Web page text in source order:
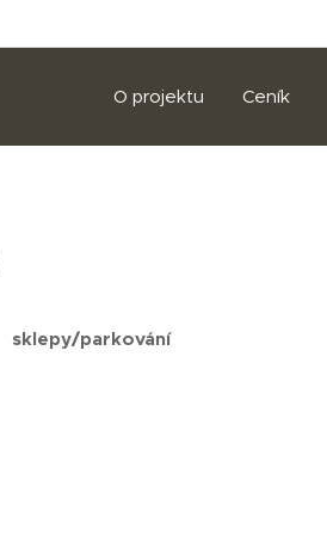
O projektu Ceník
sklepy/parkování